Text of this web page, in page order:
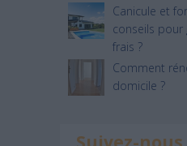
Canicule et
conseils pour
frais ?
Comment
domicile ?